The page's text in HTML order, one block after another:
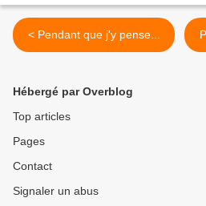
< Pendant que j'y pense...
Hébergé par Overblog
Top articles
Pages
Contact
Signaler un abus